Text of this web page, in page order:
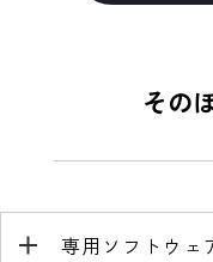
その
専用ソフトウェ